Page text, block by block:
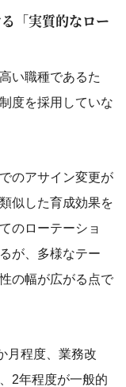
「実質的なロー
い職種であるた
度を採用していな
のアサイン変更が
似した育成効果を
のローテーショ
が、多様なテー
の幅が広がる点で
月程度、業務改
2年程度が一般的